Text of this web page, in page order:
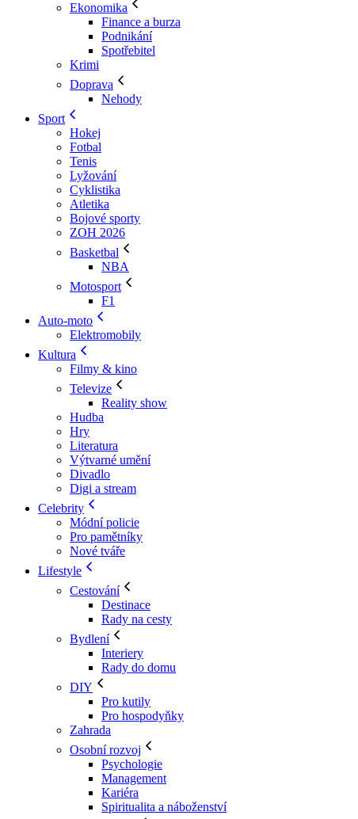
Ekonomika
Finance a burza
Podnikání
Spotřebitel
Krimi
Doprava
Nehody
Sport
Hokej
Fotbal
Tenis
Lyžování
Cyklistika
Atletika
Bojové sporty
ZOH 2026
Basketbal
NBA
Motosport
F1
Auto-moto
Elektromobily
Kultura
Filmy & kino
Televize
Reality show
Hudba
Hry
Literatura
Výtvarné umění
Divadlo
Digi a stream
Celebrity
Módní policie
Pro pamětníky
Nové tváře
Lifestyle
Cestování
Destinace
Rady na cesty
Bydlení
Interiery
Rady do domu
DIY
Pro kutily
Pro hospodyňky
Zahrada
Osobní rozvoj
Psychologie
Management
Kariéra
Spiritualita a náboženství